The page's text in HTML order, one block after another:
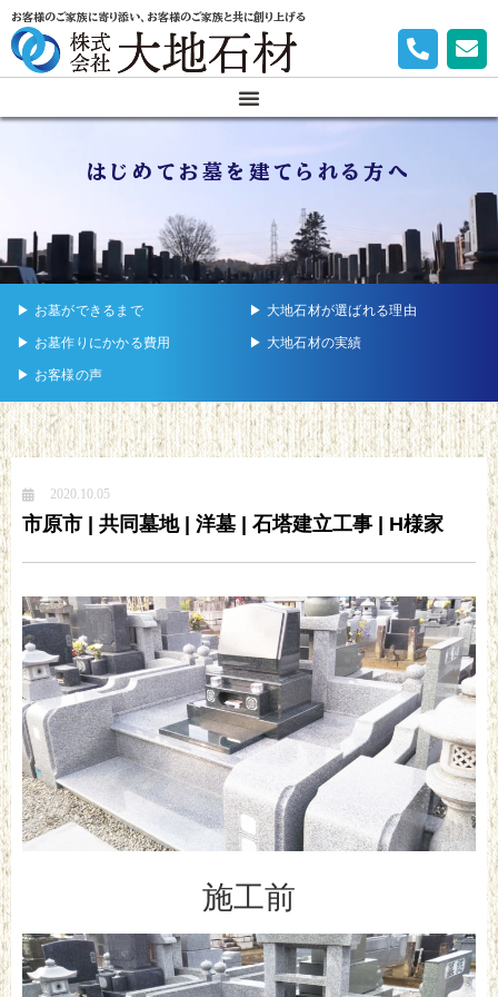
お客様のご家族に寄り添い、お客様のご家族と共に創り上げる
はじめてお墓を建てられる方へ
▶︎ お墓ができるまで ▶︎ 大地石材が選ばれる理由
▶︎ お墓作りにかかる費用 ▶︎ 大地石材の実績
▶︎ お客様の声
2020.10.05
市原市 | 共同墓地 | 洋墓 | 石塔建立工事 | H様家
施工前